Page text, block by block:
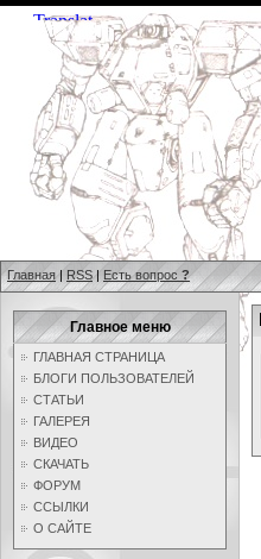
Главная | RSS | Есть вопрос ?
Главное меню
ГЛАВНАЯ СТРАНИЦА
БЛОГИ ПОЛЬЗОВАТЕЛЕЙ
СТАТЬИ
ГАЛЕРЕЯ
ВИДЕО
СКАЧАТЬ
ФОРУМ
ССЫЛКИ
О САЙТЕ